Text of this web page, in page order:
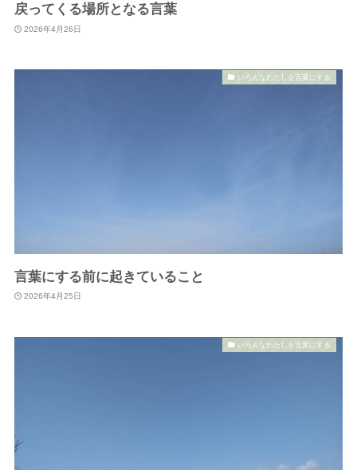
戻ってくる場所となる言葉
2026年4月26日
いろんなわたしを言葉にする
言葉にする前に起きていること
2026年4月25日
いろんなわたしを言葉にする